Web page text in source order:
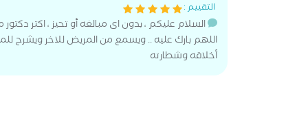
التقييم :
السلام عليكم ، بدون اى مبالغه أو تحيز ، اكتر
اللهم بارك عليه .. ويسمع من المريض للاخر ويشرح
أخلاقه وشطارته